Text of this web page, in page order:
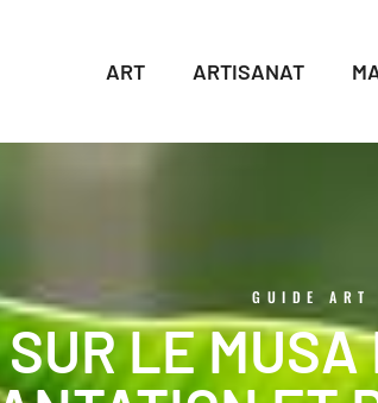
ART ARTISANAT
GUIDE ART
LE